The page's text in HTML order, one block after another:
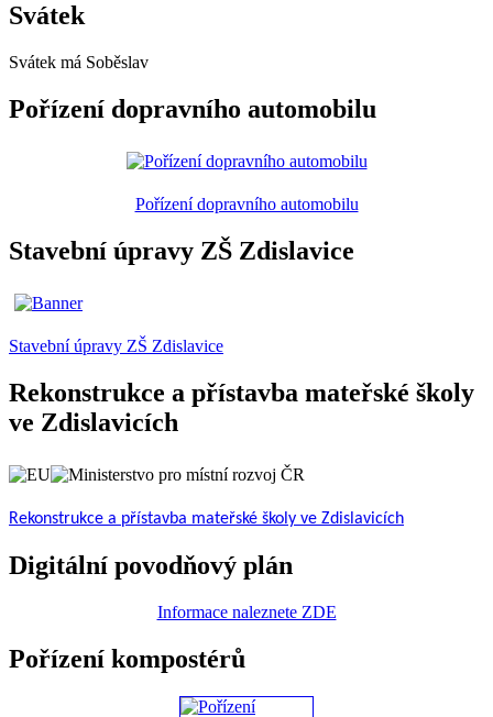
Svátek
Svátek má Soběslav
Pořízení dopravního automobilu
Pořízení dopravního automobilu
Stavební úpravy ZŠ Zdislavice
Stavební úpravy ZŠ Zdislavice
Rekonstrukce a přístavba mateřské školy
ve Zdislavicích
Rekonstrukce a přístavba mateřské školy ve Zdislavicích
Digitální povodňový plán
Informace naleznete ZDE
Pořízení kompostérů